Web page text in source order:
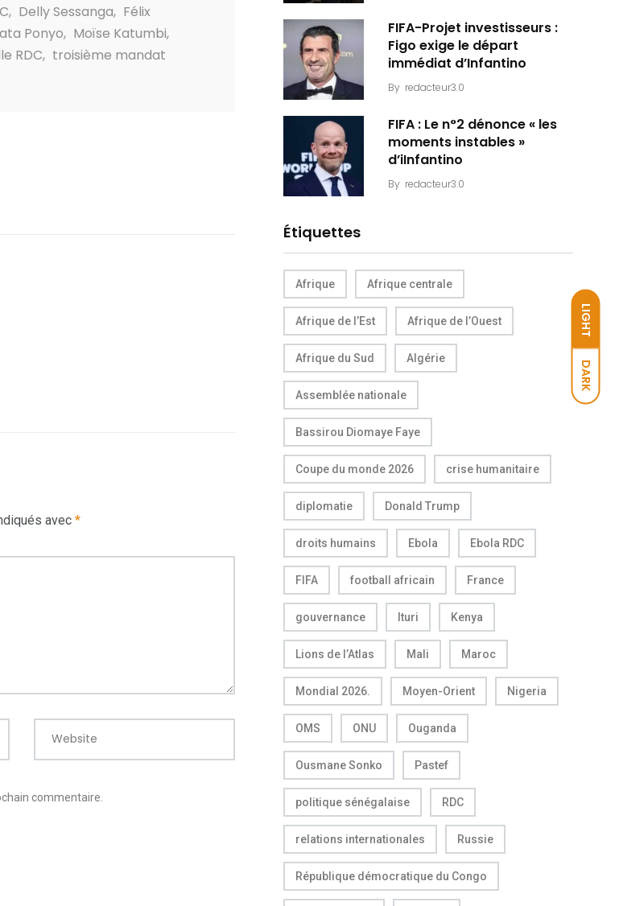
LIGHT
DARK
, Delly Sessanga, Félix
Ponyo, Moïse Katumbi,
RDC, troisième mandat
avec *
Website
commentaire.
FIFA-Projet investisseurs :
Figo exige le départ
immédiat d’Infantino
By redacteur3.0
FIFA : Le n°2 dénonce « les
moments instables »
d’iInfantino
By redacteur3.0
Étiquettes
Afrique Afrique centrale
Afrique de l’Est Afrique de l’Ouest
Afrique du Sud Algérie
Assemblée nationale
Bassirou Diomaye Faye
Coupe du monde 2026 crise humanitaire
diplomatie Donald Trump
droits humains Ebola Ebola RDC
FIFA football africain France
gouvernance Ituri Kenya
Lions de l’Atlas Mali Maroc
Mondial 2026. Moyen-Orient Nigeria
OMS ONU Ouganda
Ousmane Sonko Pastef
politique sénégalaise RDC
relations internationales Russie
République démocratique du Congo